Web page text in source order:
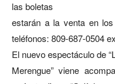
las boletas
estarán a la venta en
teléfonos: 809-687-0504
El nuevo espectáculo de
Merengue” viene